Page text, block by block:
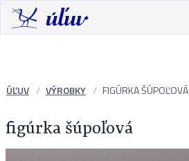
ÚĽUV VÝROBKY FIGÚRKA ŠÚPOĽOVÁ
figúrka šúpoľová